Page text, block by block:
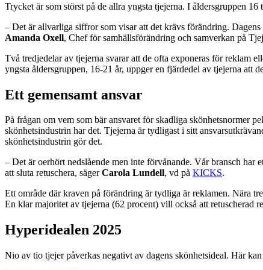
Trycket är som störst på de allra yngsta tjejerna. I åldersgruppen
– Det är allvarliga siffror som visar att det krävs förändring.
Amanda Oxell, Chef för samhällsförändring och samverkan på
Två tredjedelar av tjejerna svarar att de ofta exponeras för reklam
yngsta åldersgruppen, 16-21 år, uppger en fjärdedel av tjejerna att
Ett gemensamt ansvar
På frågan om vem som bär ansvaret för skadliga skönhetsnormer
skönhetsindustrin har det. Tjejerna är tydligast i sitt
skönhetsindustrin gör det.
– Det är oerhört nedslående men inte förvånande. Vår bransch
att sluta retuschera, sägerCarola Lundell, vd på KICKS.
Ett område där kraven på förändring är tydliga är reklamen. Nära
En klar majoritet av tjejerna (62 procent) vill också att retuscherad
Hyperidealen 2025
Nio av tio tjejer påverkas negativt av dagens skönhetsideal. Här